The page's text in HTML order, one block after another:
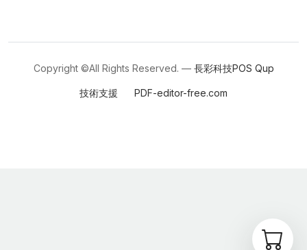
Copyright ©All Rights Reserved. — 長彩科技POS Qup
技術支援 PDF-editor-free.com